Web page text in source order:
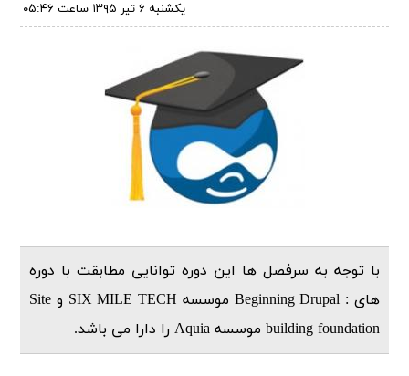
يكشنبه ۶ تير ۱۳۹۵ ساعت ۰۵:۴۶
با توجه به سرفصل ها این دوره توانایی مطابقت با دوره
های : Beginning Drupal موسسه SIX MILE TECH و Site
building foundation موسسه Aquia را دارا می باشد.